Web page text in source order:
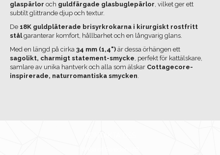
glaspärlor och guldfärgade glasbuglepärlor, vilket ger ett
subtilt glittrande djup och textur.
De 18K guldpläterade brisyrkrokarna i kirurgiskt rostfritt
stålgaranterar komfort, hållbarhet och en långvarig glans.
Med en längd på cirka 34 mm (1,4") är dessa örhängen ett
sagolikt, charmigt statement-smycke, perfekt för kattälskare,
samlare av unika hantverk och alla som älskar Cottagecore-
inspirerade, naturromantiska smycken.